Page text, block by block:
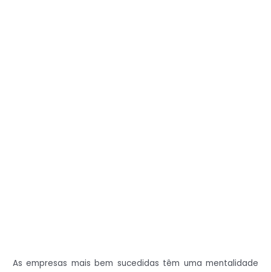
As empresas mais bem sucedidas têm uma mentalidade